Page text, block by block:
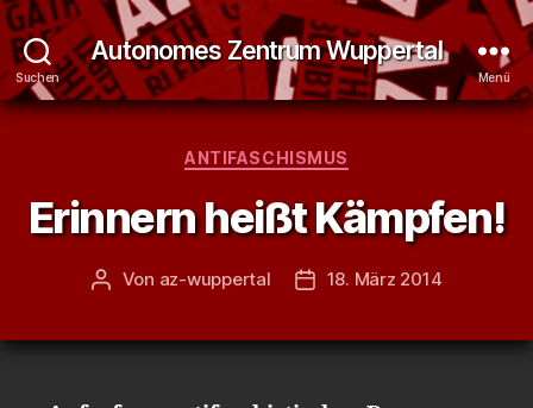
Suchen
Autonomes Zentrum Wuppertal
Menü
Kategorien
ANTIFASCHISMUS
Er­in­nern heißt Kämp­fen!
Beitragsautor
Von az-wuppertal Veröffentlichungsdatum
18. März 2014